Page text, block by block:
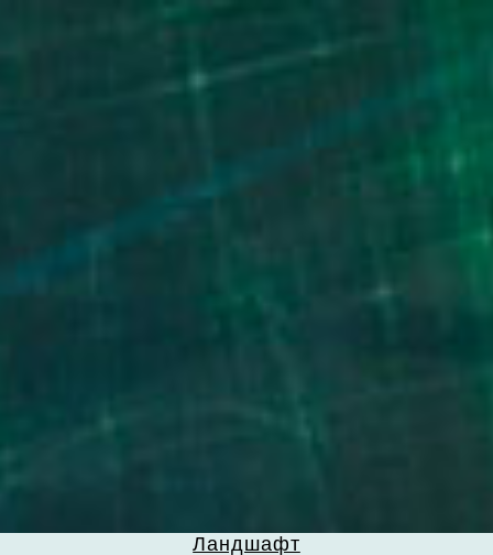
Ландшафт